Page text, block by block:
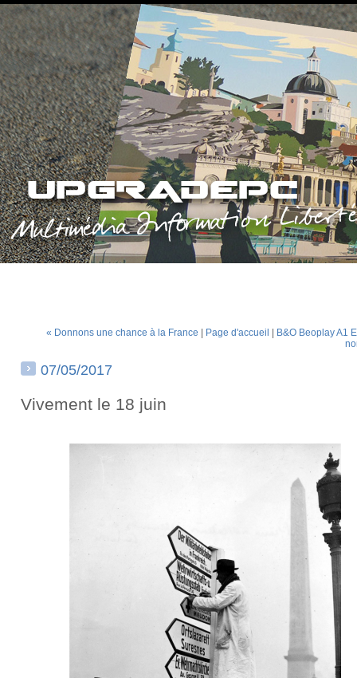
« Donnons une chance à la France Page d'accueil
B&O Beoplay A1
07/05/2017
Vivement le 18 juin